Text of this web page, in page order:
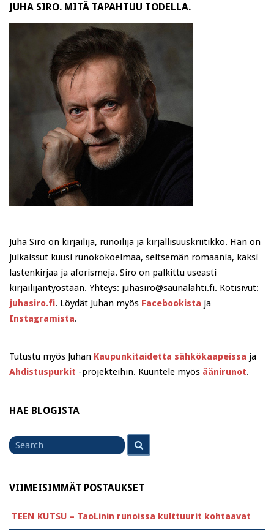
JUHA SIRO. MITÄ TAPAHTUU TODELLA.
Juha Siro on kirjailija, runoilija ja kirjallisuuskriitikko. Hän on
julkaissut kuusi runokokoelmaa, seitsemän romaania, kaksi
lastenkirjaa ja aforismeja. Siro on palkittu useasti
kirjailijantyöstään. Yhteys: juhasiro@saunalahti.fi. Kotisivut:
juhasiro.fi. Löydät Juhan myös Facebookista ja
Instagramista.
Tutustu myös Juhan Kaupunkitaidetta sähkökaapeissa ja
Ahdistuspurkit -projekteihin. Kuuntele myös äänirunot.
HAE BLOGISTA
for
VIIMEISIMMÄT POSTAUKSET
TEEN KUTSU – TaoLinin runoissa kulttuurit kohtaavat